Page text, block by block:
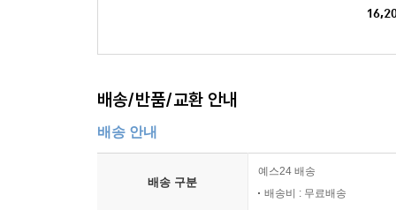
공의 깨달음, 그리고 감정의 활용과 초월
에고가 바라보는 본성 - 본성에 대한 한 가지 관점
번뇌와 고통으로부터의 자유
8장 수행의 실제와 길잡이
배송/반품/교환 안내
배송 안내
배송 구분
예스24 배송
배송비 : 무료배송